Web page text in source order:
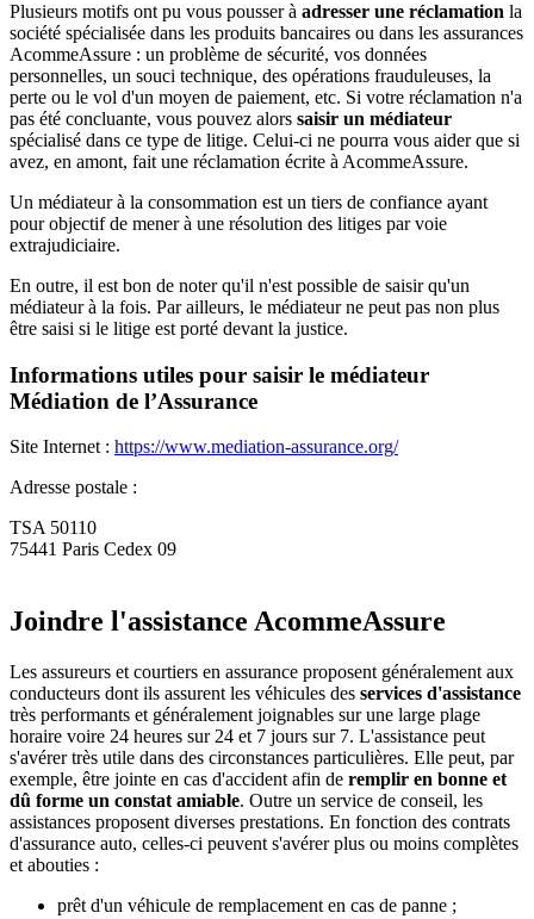
Plusieurs motifs ont pu vous pousser à adresser une réclamation la
société spécialisée dans les produits bancaires ou dans les assurances
AcommeAssure : un problème de sécurité, vos données
personnelles, un souci technique, des opérations frauduleuses, la
perte ou le vol d'un moyen de paiement, etc. Si votre réclamation n'a
pas été concluante, vous pouvez alors saisir un médiateur
spécialisé dans ce type de litige. Celui-ci ne pourra vous aider que si
avez, en amont, fait une réclamation écrite à AcommeAssure.
Un médiateur à la consommation est un tiers de confiance ayant
pour objectif de mener à une résolution des litiges par voie
extrajudiciaire.
En outre, il est bon de noter qu'il n'est possible de saisir qu'un
médiateur à la fois. Par ailleurs, le médiateur ne peut pas non plus
être saisi si le litige est porté devant la justice.
Informations utiles pour saisir le médiateur
Médiation de l’Assurance
Site Internet : https://www.mediation-assurance.org/
Adresse postale :
TSA 50110
75441 Paris Cedex 09
Joindre l'assistance AcommeAssure
Les assureurs et courtiers en assurance proposent généralement aux
conducteurs dont ils assurent les véhicules des services d'assistance
très performants et généralement joignables sur une large plage
horaire voire 24 heures sur 24 et 7 jours sur 7. L'assistance peut
s'avérer très utile dans des circonstances particulières. Elle peut, par
exemple, être jointe en cas d'accident afin de remplir en bonne et
dû forme un constat amiable. Outre un service de conseil, les
assistances proposent diverses prestations. En fonction des contrats
d'assurance auto, celles-ci peuvent s'avérer plus ou moins complètes
et abouties :
prêt d'un véhicule de remplacement en cas de panne ;